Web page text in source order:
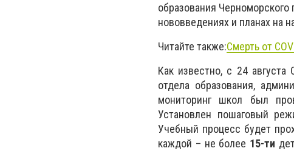
образования Черноморского
нововведениях и планах на
Читайте также:Смерть от
Как известно, с 24
отдела образования,
мониторинг школ был
Установлен пошаговый
Учебный процесс будет
каждой – не более 15-ти